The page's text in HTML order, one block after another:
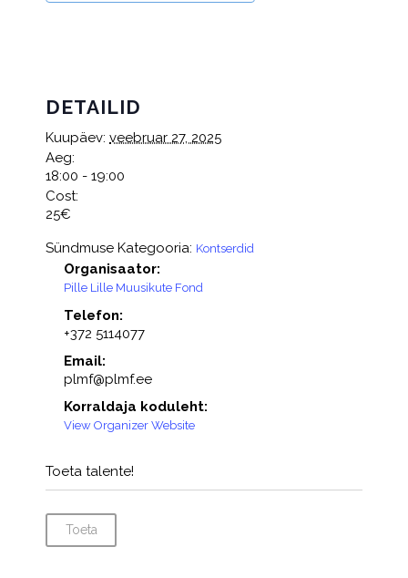
DETAILID
Kuupäev: veebruar 27, 2025
Aeg:
18:00 - 19:00
Cost:
25€
Sündmuse Kategooria: Kontserdid
Organisaator:
Pille Lille Muusikute Fond
Telefon:
+372 5114077
Email:
plmf@plmf.ee
Korraldaja koduleht:
View Organizer Website
Toeta talente!
Toeta